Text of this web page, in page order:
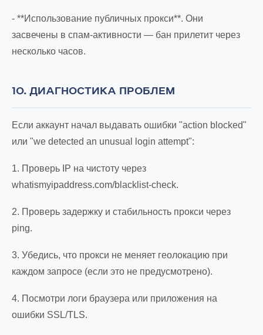
- **Использование публичных прокси**. Они
засвечены в спам-активности — бан прилетит через
несколько часов.
10. ДИАГНОСТИКА ПРОБЛЕМ
Если аккаунт начал выдавать ошибки "action blocked"
или "we detected an unusual login attempt":
1. Проверь IP на чистоту через
whatismyipaddress.com/blacklist-check.
2. Проверь задержку и стабильность прокси через
ping.
3. Убедись, что прокси не меняет геолокацию при
каждом запросе (если это не предусмотрено).
4. Посмотри логи браузера или приложения на
ошибки SSL/TLS.